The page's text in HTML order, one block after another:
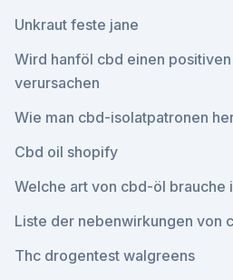
Unkraut feste jane
Wird hanföl cbd einen
verursachen
Wie man cbd-isolatpatronen
Cbd oil shopify
Welche art von cbd-öl brauche
Liste der nebenwirkungen von
Thc drogentest walgreens